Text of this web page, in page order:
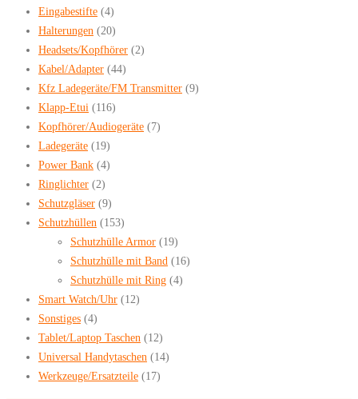
Eingabestifte (4)
Halterungen (20)
Headsets/Kopfhörer (2)
Kabel/Adapter (44)
Kfz Ladegeräte/FM Transmitter (9)
Klapp-Etui (116)
Kopfhörer/Audiogeräte (7)
Ladegeräte (19)
Power Bank (4)
Ringlichter (2)
Schutzgläser (9)
Schutzhüllen (153)
Schutzhülle Armor (19)
Schutzhülle mit Band (16)
Schutzhülle mit Ring (4)
Smart Watch/Uhr (12)
Sonstiges (4)
Tablet/Laptop Taschen (12)
Universal Handytaschen (14)
Werkzeuge/Ersatzteile (17)